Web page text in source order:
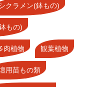
クラメン(鉢もの)
もの)
肉植物 観葉植物
用苗もの類